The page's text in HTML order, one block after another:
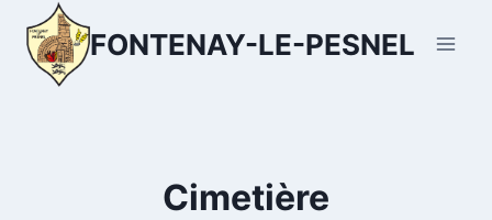
contenu
FONTENAY-LE-PESNEL
Cimetière